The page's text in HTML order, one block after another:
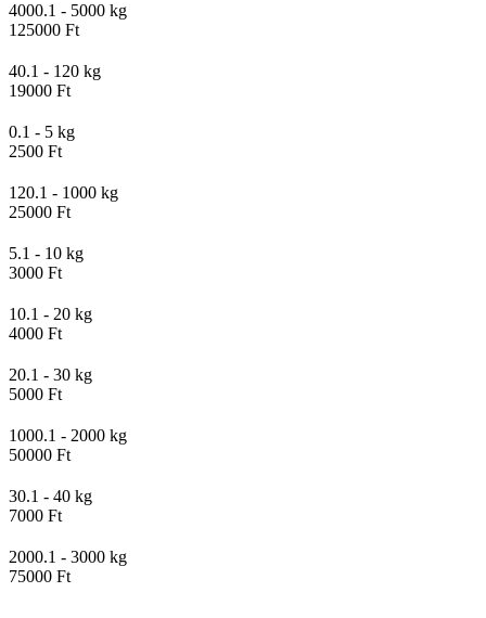
4000.1 - 5000 kg
125000 Ft
40.1 - 120 kg
19000 Ft
0.1 - 5 kg
2500 Ft
120.1 - 1000 kg
25000 Ft
5.1 - 10 kg
3000 Ft
10.1 - 20 kg
4000 Ft
20.1 - 30 kg
5000 Ft
1000.1 - 2000 kg
50000 Ft
30.1 - 40 kg
7000 Ft
2000.1 - 3000 kg
75000 Ft